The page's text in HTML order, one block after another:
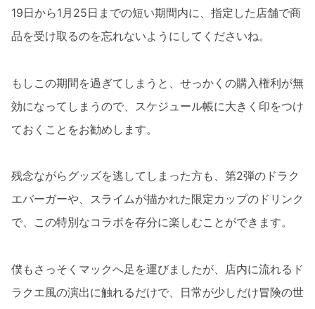
19日から1月25日までの短い期間内に、指定した店舗で商
品を受け取るのを忘れないようにしてくださいね。
もしこの期間を過ぎてしまうと、せっかくの購入権利が無
効になってしまうので、スケジュール帳に大きく印をつけ
ておくことをお勧めします。
残念ながらグッズを逃してしまった方も、第2弾のドラク
エバーガーや、スライムが描かれた限定カップのドリンク
で、この特別なコラボを存分に楽しむことができます。
僕もさっそくマックへ足を運びましたが、店内に流れるド
ラクエ風の演出に触れるだけで、日常が少しだけ冒険の世